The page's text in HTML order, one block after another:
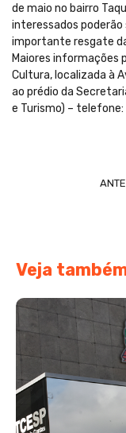
de maio no bairro
interessados
importante resgate
Maiores informações
Cultura, localizada à
ao prédio da
e Turismo) –
Veja